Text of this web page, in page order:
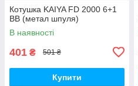
Котушка KAIYA FD 2000 6+1
BB (метал шпуля)
В наявності
401 ₴ 501 ₴
Купити